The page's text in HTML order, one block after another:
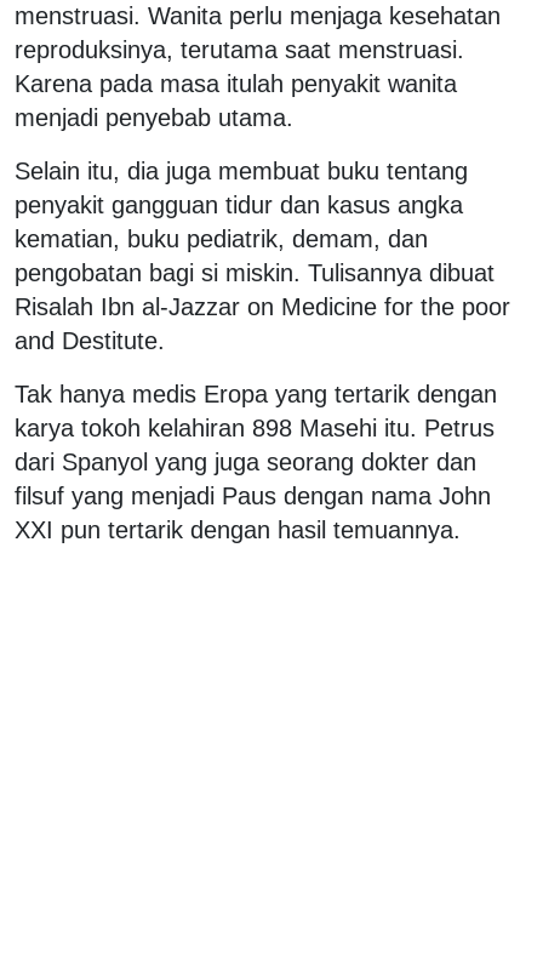
menstruasi. Wanita perlu menjaga kesehatan
reproduksinya, terutama saat menstruasi.
Karena pada masa itulah penyakit wanita
menjadi penyebab utama.
Selain itu, dia juga membuat buku tentang
penyakit gangguan tidur dan kasus angka
kematian, buku pediatrik, demam, dan
pengobatan bagi si miskin. Tulisannya dibuat
Risalah Ibn al-Jazzar on Medicine for the poor
and Destitute.
Tak hanya medis Eropa yang tertarik dengan
karya tokoh kelahiran 898 Masehi itu. Petrus
dari Spanyol yang juga seorang dokter dan
filsuf yang menjadi Paus dengan nama John
XXI pun tertarik dengan hasil temuannya.